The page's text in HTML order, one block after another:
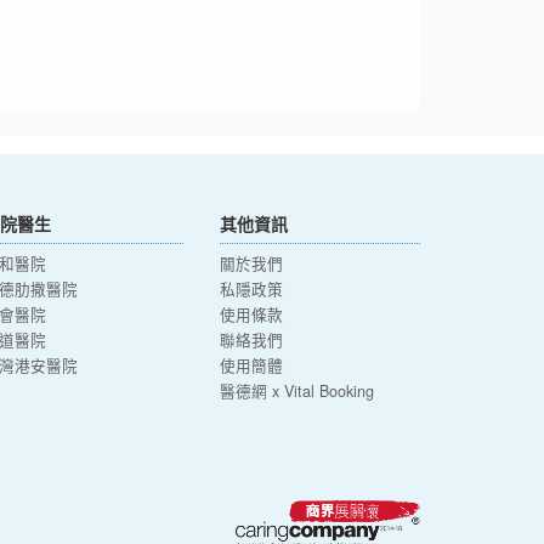
醫生
醫院
肋撒醫院
醫院
醫院
港安醫院
其他資訊
關於我們
私隱政策
使用條款
聯絡我們
使用簡體
醫德網 x Vital Booking